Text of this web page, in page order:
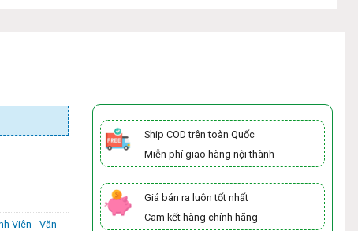
Viên - Văn
Ship COD trên toàn Quốc
Miễn phí giao hàng nội thành
Giá bán ra luôn tốt nhất
Cam kết hàng chính hãng